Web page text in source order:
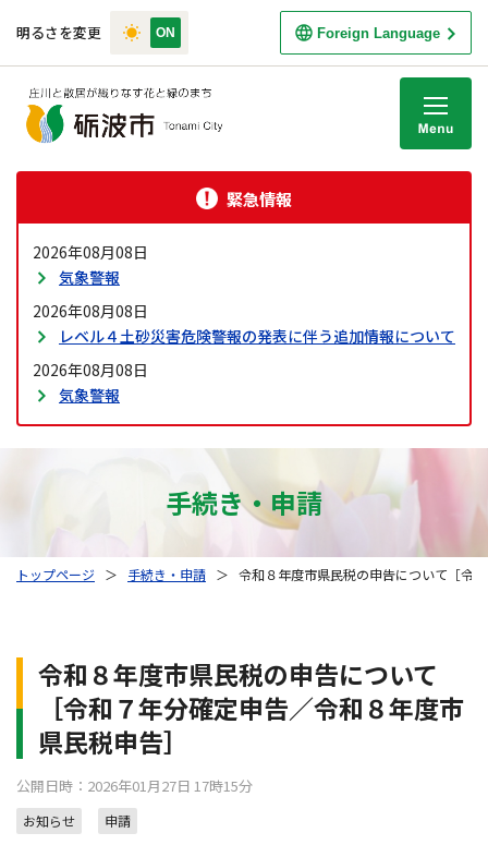
明るさを変更 Foreign Language
緊急情報
2026年08月08日
気象警報
2026年08月08日
レベル４土砂災害危険警報の発表に伴う追加情報について
2026年08月08日
気象警報
手続き・申請
トップページ ＞ 手続き・申請 ＞ 令和８年度市県民税の申告について［令
令和８年度市県民税の申告について
［令和７年分確定申告／令和８年度市
県民税申告］
公開日時：2026年01月27日 17時15分
お知らせ 申請